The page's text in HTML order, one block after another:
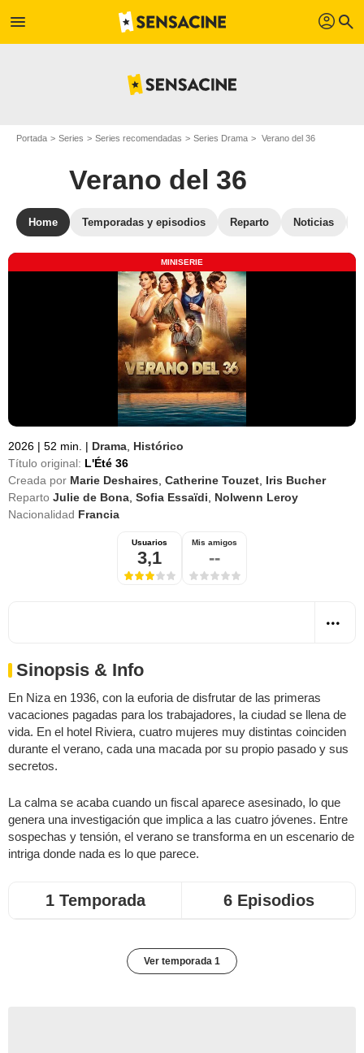
menu profil search
Portada Series Series recomendadas Series Drama Verano del 36
Verano del 36
Home Temporadas y episodios Reparto Noticias
MINISERIE
2026 | 52 min. | Drama Histórico
Título original: L'Été 36
Creada por Marie Deshaires Catherine Touzet Iris Bucher
Reparto Julie de Bona Sofia Essaïdi
Nolwenn Leroy
Nacionalidad Francia
Usuarios
3,1
Mis amigos
--
Sinopsis & Info
En Niza en 1936, con la euforia de disfrutar de las primeras
vacaciones pagadas para los trabajadores, la ciudad se llena de
vida. En el hotel Riviera, cuatro mujeres muy distintas coinciden
durante el verano, cada una macada por su propio pasado y sus
secretos.
La calma se acaba cuando un fiscal aparece asesinado, lo que
genera una investigación que implica a las cuatro jóvenes. Entre
sospechas y tensión, el verano se transforma en un escenario de
intriga donde nada es lo que parece.
1 Temporada 6 Episodios
Ver temporada 1